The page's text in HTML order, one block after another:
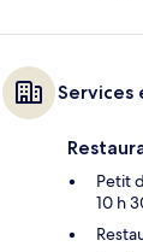
Services
Petit
10 h